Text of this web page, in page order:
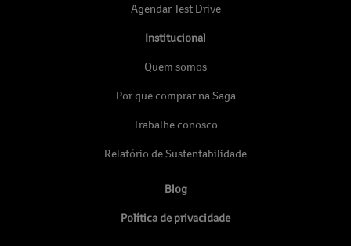
Agendar Test Drive
Institucional
Quem somos
Por que comprar na Saga
Trabalhe conosco
Relatório de Sustentabilidade
Blog
Política de privacidade